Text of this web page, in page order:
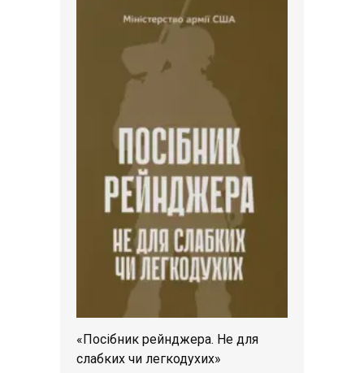
«Посібник рейнджера. Не для
слабких чи легкодухих»